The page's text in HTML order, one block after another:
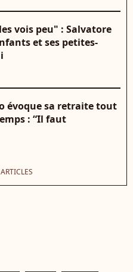
vois peu" : Salvatore
et ses petites-
évoque sa retraite tout
: “Il faut